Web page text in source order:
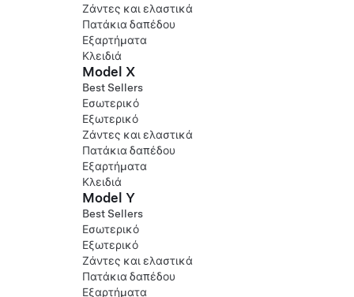
Ζάντες και ελαστικά
Πατάκια δαπέδου
Εξαρτήματα
Κλειδιά
Model X
Best Sellers
Εσωτερικό
Εξωτερικό
Ζάντες και ελαστικά
Πατάκια δαπέδου
Εξαρτήματα
Κλειδιά
Model Y
Best Sellers
Εσωτερικό
Εξωτερικό
Ζάντες και ελαστικά
Πατάκια δαπέδου
Εξαρτήματα